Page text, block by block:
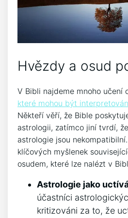
Hvězdy a osud
V Bibli najdeme mnoho učení
které mohou být
Někteří věří, že Bible
astrologii, zatímco jiní tvrdí,
astrologie jsou
klíčových myšlenek
osudem, které lze nalézt v
Astrologie jako
účastníci
kritizováni za to, že